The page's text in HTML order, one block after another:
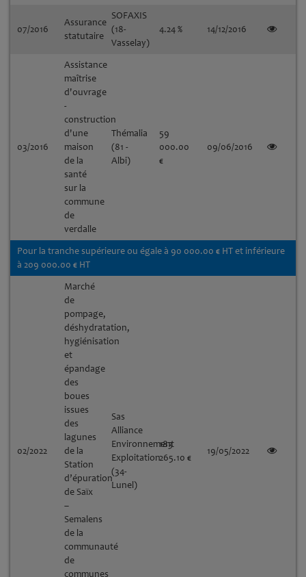
07/2016
Assurance
statutaire
SOFAXIS
(18-
Vasselay)
4.24 % 14/12/2016
03/2016
Assistance
maîtrise
d'ouvrage
-
construction
d'une
maison
de la
santé
sur la
commune
de
verdalle
Thémalia
(81 -
Albi)
59
000.00
€
09/06/2016
Pour la tranche supérieure ou égale à 90 000.00 € HT et inférieure
à 209 000.00 € HT
02/2022
Marché
de
pompage,
déshydratation,
hygiénisation
et
épandage
des
boues
issues
des
lagunes
de la
Station
d’épuration
de Saïx
–
Semalens
de la
communauté
de
communes
Sas
Alliance
Environnement
Exploitation
(34-
Lunel)
183
265.10 €
19/05/2022